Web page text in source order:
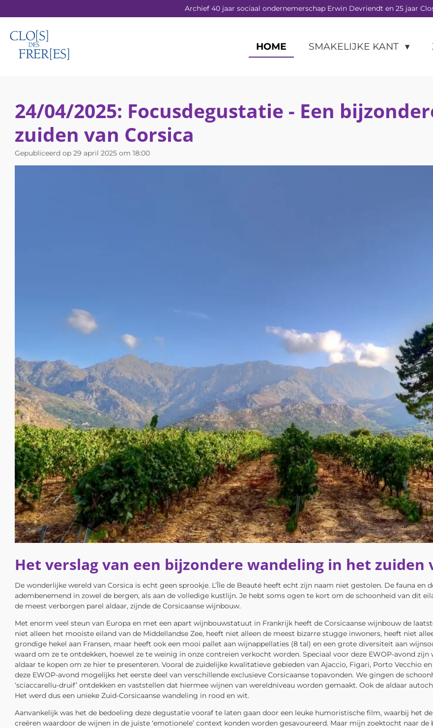
direct
naar
de
hoofdinhoud
Archief 40 jaar sociaal ondernemerschap Erwin Devriendt en 25 jaar
HOME SMAKELIJKE KANT
24/04/2025: Focusdegustatie - Een
zuiden van Corsica
Gepubliceerd op 29 april 2025 om 18:00
Het verslag van een bijzondere wandeling in het zuiden
De wonderlijke wereld van Corsica is echt geen sprookje. L’Île de Beauté heeft echt zijn naam niet gestolen. De fauna en
adembenemend in zowel de bergen, als aan de volledige kustlijn. Je hebt soms ogen te kort om de schoonheid van dit
de meest verborgen parel aldaar, zijnde de Corsicaanse wijnbouw.
Met enorm veel steun van Europa en met een apart wijnbouwstatuut in Frankrijk heeft de Corsicaanse wijnbouw de
niet alleen het mooiste eiland van de Middellandse Zee, heeft niet alleen de meest bizarre stugge inwoners, heeft niet
grondige hekel aan Fransen, maar heeft ook een mooi pallet aan wijnappellaties (8 tal) en een grote diversiteit aan
waard om ze te ontdekken, hoewel ze te weinig in onze contreien verkocht worden. Speciaal voor deze EWOP-avond
aldaar te kopen om ze hier te presenteren. Vooral de zuidelijke kwalitatieve gebieden van Ajaccio, Figari, Porto Vecchio
deze EWOP-avond mogelijks het eerste deel van verschillende exclusieve Corsicaanse topavonden. We gingen de
‘sciaccarellu-druif’ ontdekken en vaststellen dat hiermee wijnen van wereldniveau worden gemaakt. Ook de aldaar
Het werd dus een unieke Zuid-Corsicaanse wandeling in rood en wit.
Aanvankelijk was het de bedoeling deze degustatie vooraf te laten gaan door een leuke humoristische film, waarbij het
creëren waardoor de wijnen in de juiste ‘emotionele’ context konden worden gesavoureerd. Maar mijn zoektocht naar